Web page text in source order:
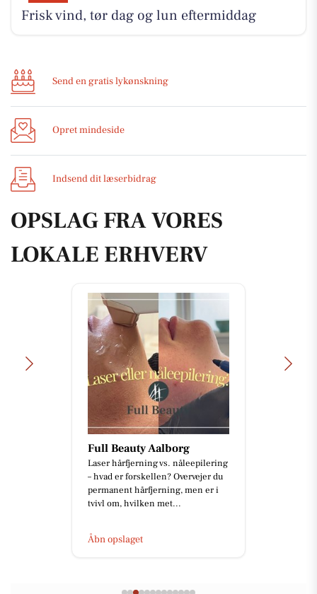
Frisk vind, tør dag og lun eftermiddag
Send en gratis lykønskning
Opret mindeside
Indsend dit læserbidrag
OPSLAG FRA VORES
LOKALE ERHVERV
Full Beauty Aalborg
Laser hårfjerning vs. nåleepilering
– hvad er forskellen? Overvejer du
permanent hårfjerning, men er i
tvivl om, hvilken met...
Åbn opslaget